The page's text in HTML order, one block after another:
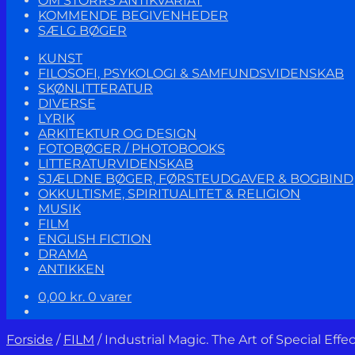
KOMMENDE BEGIVENHEDER
SÆLG BØGER
KUNST
FILOSOFI, PSYKOLOGI & SAMFUNDSVIDENSKAB
SKØNLITTERATUR
DIVERSE
LYRIK
ARKITEKTUR OG DESIGN
FOTOBØGER / PHOTOBOOKS
LITTERATURVIDENSKAB
SJÆLDNE BØGER, FØRSTEUDGAVER & BOGBIND
OKKULTISME, SPIRITUALITET & RELIGION
MUSIK
FILM
ENGLISH FICTION
DRAMA
ANTIKKEN
0,00 kr. 0 varer
Forside / FILM / Industrial Magic. The Art of Special